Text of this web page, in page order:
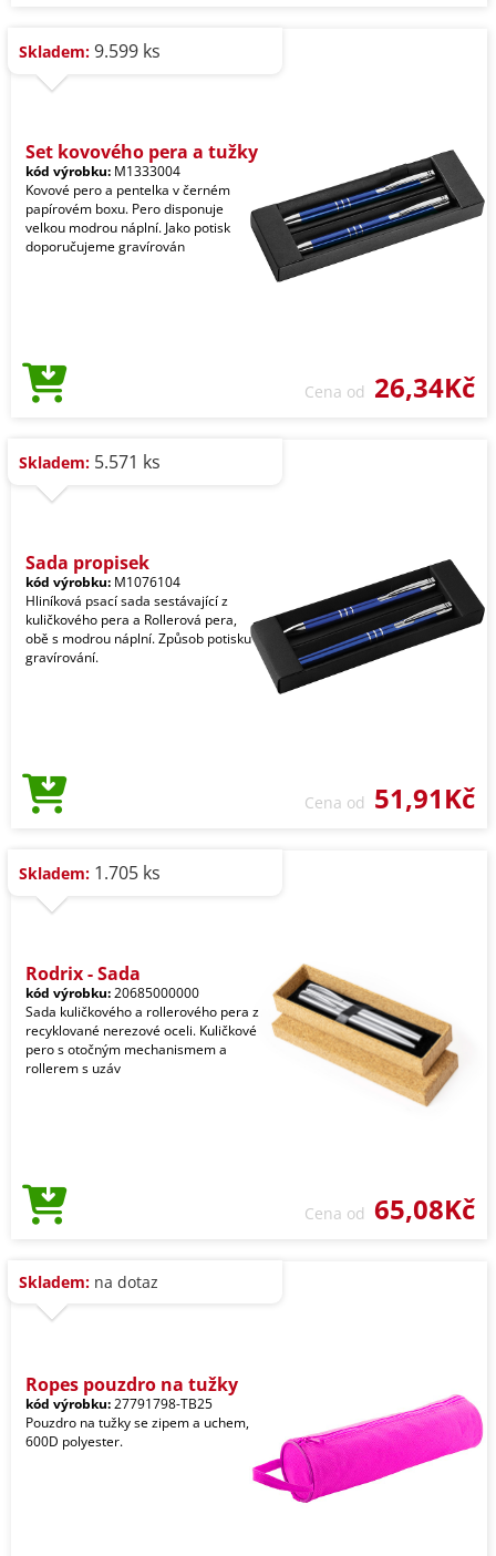
Skladem: 9.599 ks
Set kovového pera a tužky
kód výrobku: M1333004
Kovové pero a pentelka v černém
papírovém boxu. Pero disponuje
velkou modrou náplní. Jako potisk
doporučujeme gravírován
Cena od 26,34Kč
Skladem: 5.571 ks
Sada propisek
kód výrobku: M1076104
Hliníková psací sada sestávající z
kuličkového pera a Rollerová pera,
obě s modrou náplní. Způsob potisku
gravírování.
Cena od 51,91Kč
Skladem: 1.705 ks
Rodrix - Sada
kód výrobku:20685000000
Sada kuličkového a rollerového pera z
recyklované nerezové oceli. Kuličkové
pero s otočným mechanismem a
rollerem s uzáv
Cena od 65,08Kč
Skladem: na dotaz
Ropes pouzdro na tužky
kód výrobku:27791798-TB25
Pouzdro na tužky se zipem a uchem,
600D polyester.